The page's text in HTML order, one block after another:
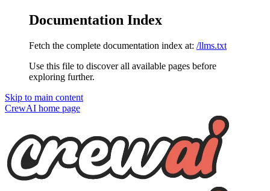
Documentation Index
Fetch the complete documentation index at: /llms.txt
Use this file to discover all available pages before
exploring further.
Skip to main content
CrewAI home page